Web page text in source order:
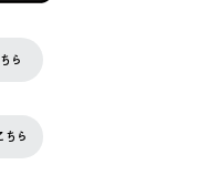
ら
ちら